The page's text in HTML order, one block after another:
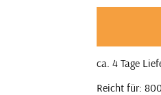
ca. 4 Tage
Reicht für: